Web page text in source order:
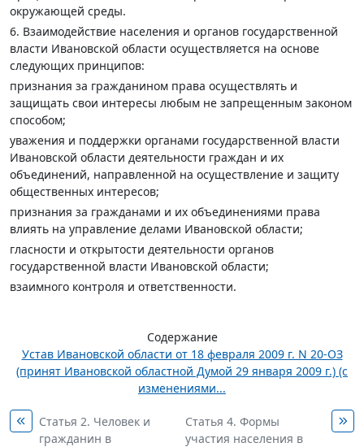
окружающей среды.
6. Взаимодействие населения и органов государственной
власти Ивановской области осуществляется на основе
следующих принципов:
признания за гражданином права осуществлять и
защищать свои интересы любым не запрещенным законом
способом;
уважения и поддержки органами государственной власти
Ивановской области деятельности граждан и их
объединений, направленной на осуществление и защиту
общественных интересов;
признания за гражданами и их объединениями права
влиять на управление делами Ивановской области;
гласности и открытости деятельности органов
государственной власти Ивановской области;
взаимного контроля и ответственности.
Содержание
Устав Ивановской области от 18 февраля 2009 г. N 20-ОЗ
(принят Ивановской областной Думой 29 января 2009 г.) (с
изменениями...
Статья 2. Человек и
гражданин в
Статья 4. Формы
участия населения в